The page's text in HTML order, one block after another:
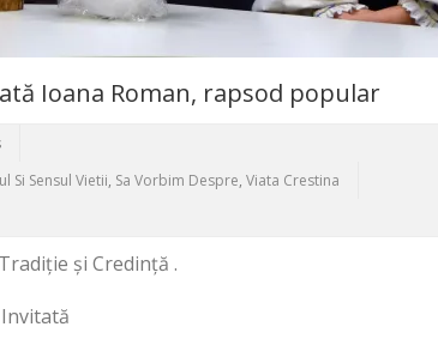
Ioana Roman, rapsod popular
Si Sensul Vietii, Sa Vorbim Despre, Viata Crestina
și Credință .
Invitată